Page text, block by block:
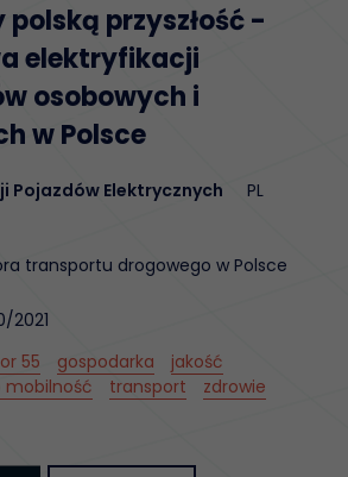
przyszłość -
elektryfikacji
osobowych i
w Polsce
Pojazdów Elektrycznych
PL
transportu drogowego w Polsce
2021
55 gospodarka
jakość
mobilność transport zdrowie